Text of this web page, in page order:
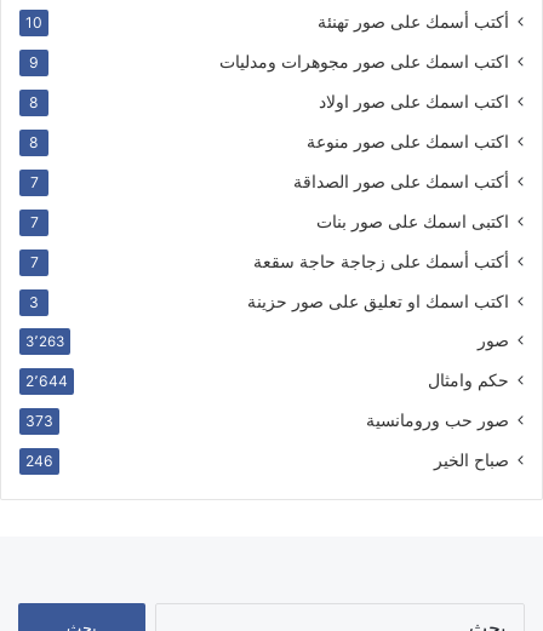
أكتب أسمك على صور تهنئة 10
اكتب اسمك على صور مجوهرات ومدليات 9
اكتب اسمك على صور اولاد 8
اكتب اسمك على صور منوعة 8
أكتب اسمك على صور الصداقة 7
اكتبى اسمك على صور بنات 7
أكتب أسمك على زجاجة حاجة سقعة 7
اكتب اسمك او تعليق على صور حزينة 3
صور 3٬263
حكم وامثال 2٬644
صور حب ورومانسية 373
صباح الخير 246